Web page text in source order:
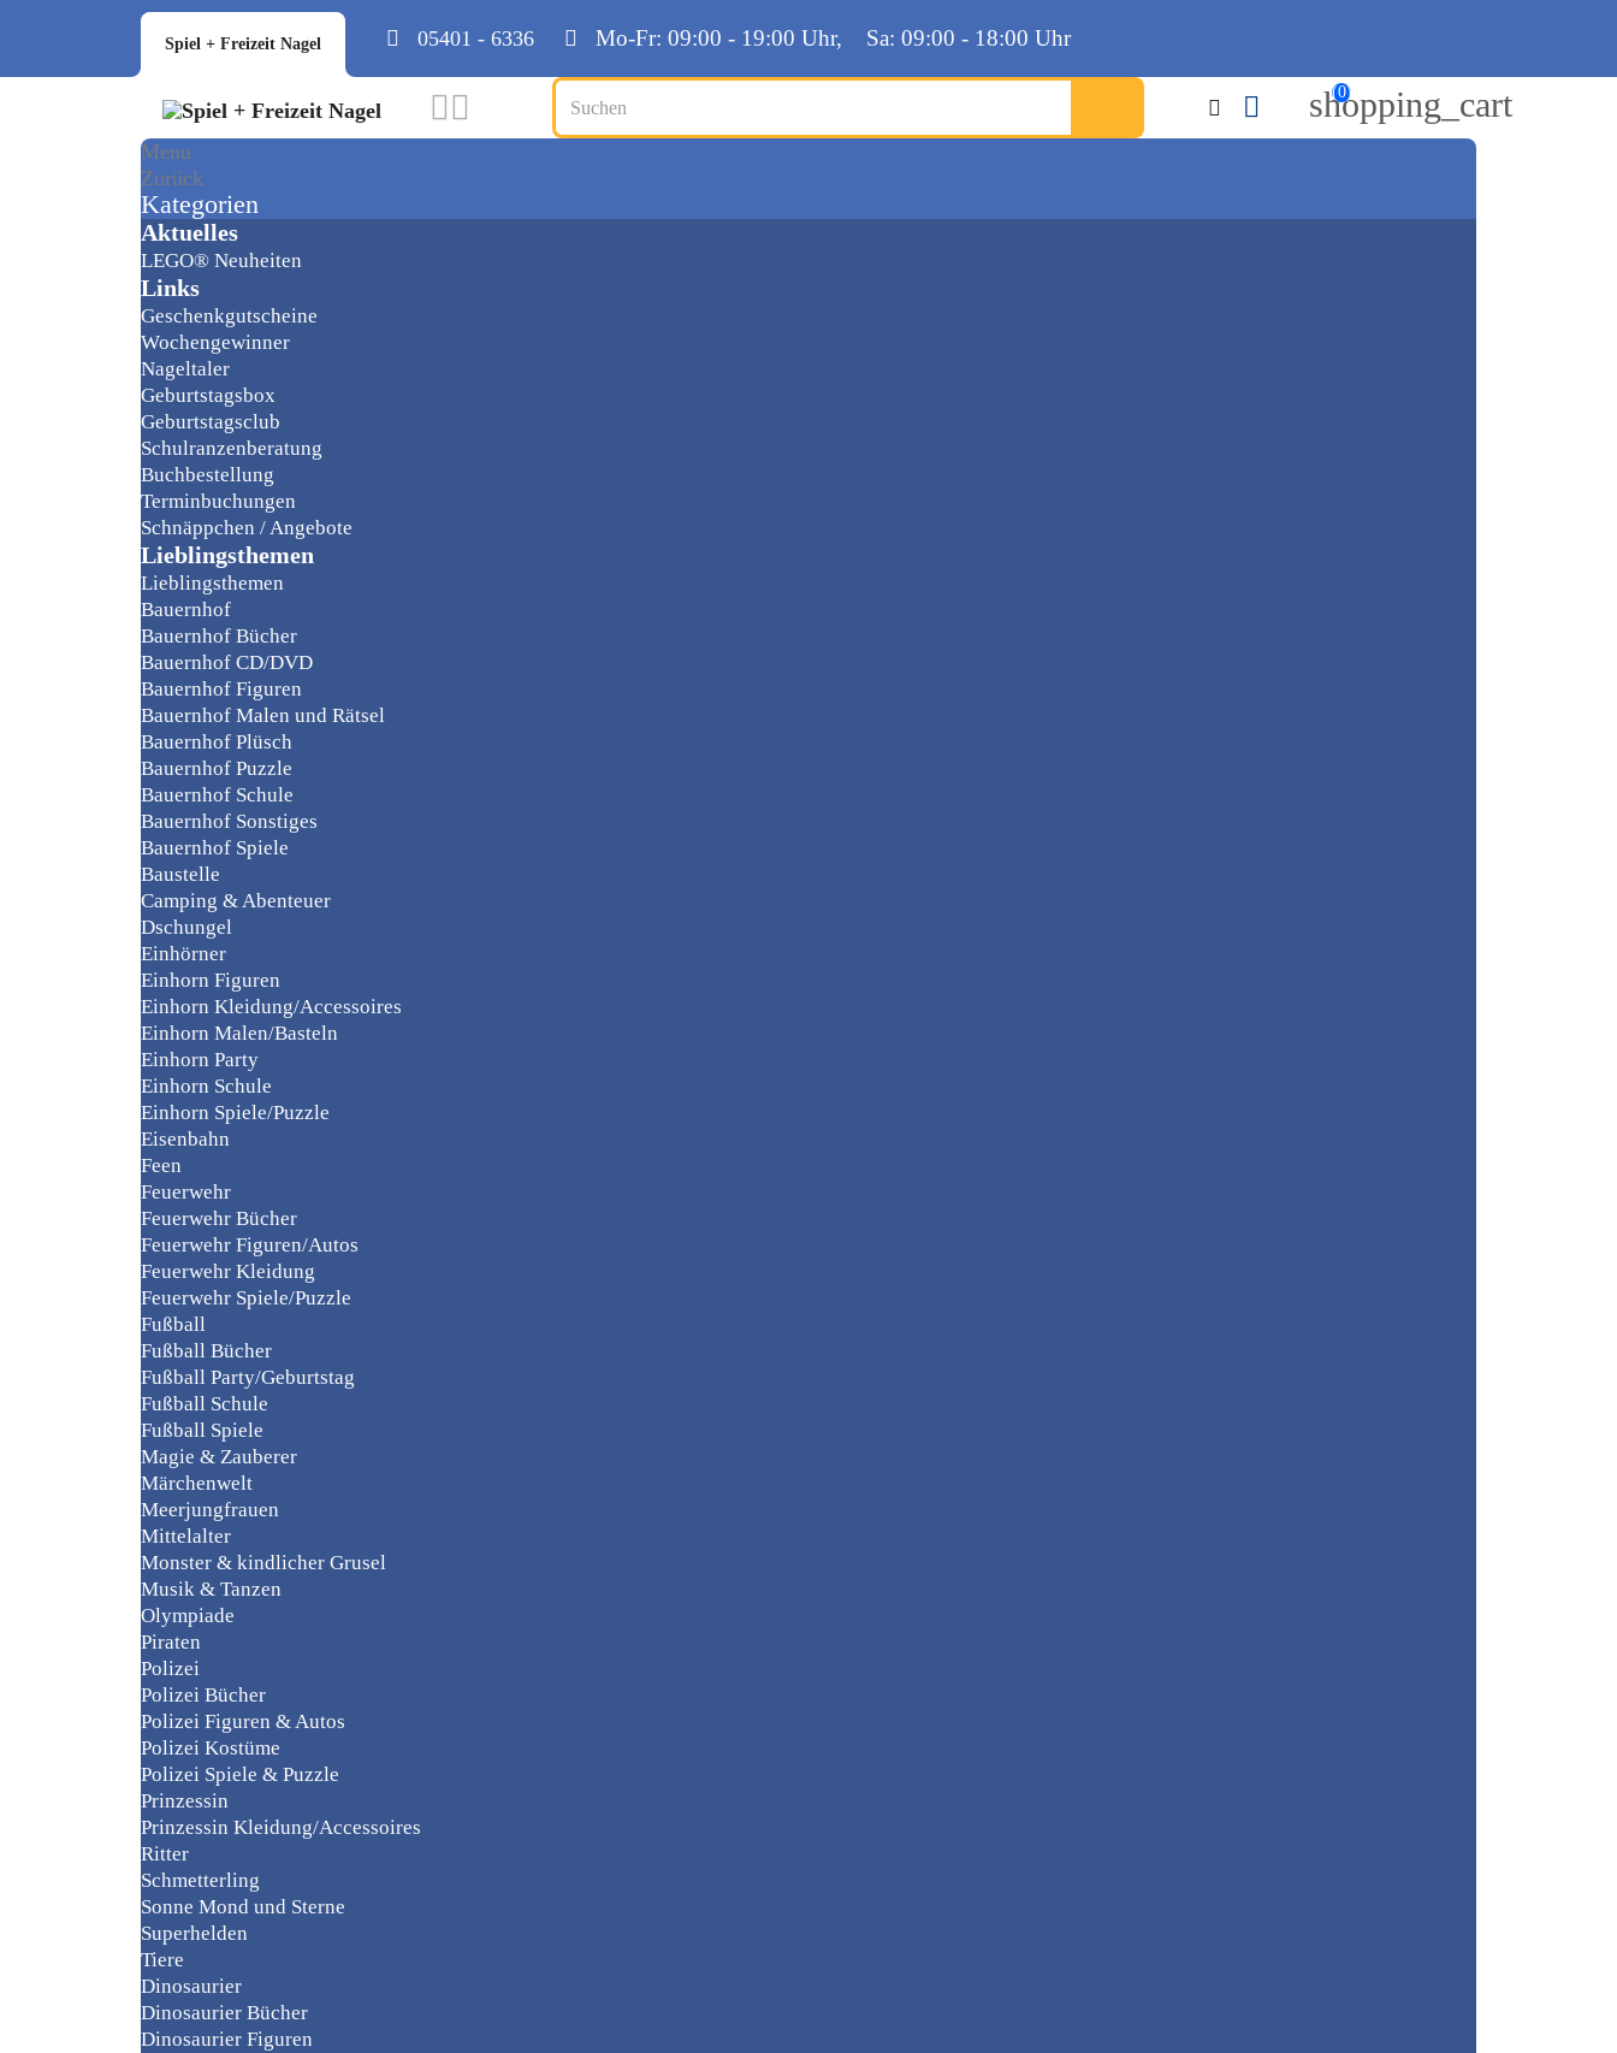
Spiel + Freizeit Nagel 05401 - 6336 Mo-Fr: 09:00 - 19:00 Uhr, Sa: 09:00 - 18:00 Uhr
shopping_cart
(0)
Menu
Zurück
Kategorien
Aktuelles
LEGO® Neuheiten
Links
Geschenkgutscheine
Wochengewinner
Nageltaler
Geburtstagsbox
Geburtstagsclub
Schulranzenberatung
Buchbestellung
Terminbuchungen
Schnäppchen / Angebote
Lieblingsthemen
Lieblingsthemen
Bauernhof
Bauernhof Bücher
Bauernhof CD/DVD
Bauernhof Figuren
Bauernhof Malen und Rätsel
Bauernhof Plüsch
Bauernhof Puzzle
Bauernhof Schule
Bauernhof Sonstiges
Bauernhof Spiele
Baustelle
Camping & Abenteuer
Dschungel
Einhörner
Einhorn Figuren
Einhorn Kleidung/Accessoires
Einhorn Malen/Basteln
Einhorn Party
Einhorn Schule
Einhorn Spiele/Puzzle
Eisenbahn
Feen
Feuerwehr
Feuerwehr Bücher
Feuerwehr Figuren/Autos
Feuerwehr Kleidung
Feuerwehr Spiele/Puzzle
Fußball
Fußball Bücher
Fußball Party/Geburtstag
Fußball Schule
Fußball Spiele
Magie & Zauberer
Märchenwelt
Meerjungfrauen
Mittelalter
Monster & kindlicher Grusel
Musik & Tanzen
Olympiade
Piraten
Polizei
Polizei Bücher
Polizei Figuren & Autos
Polizei Kostüme
Polizei Spiele & Puzzle
Prinzessin
Prinzessin Kleidung/Accessoires
Ritter
Schmetterling
Sonne Mond und Sterne
Superhelden
Tiere
Dinosaurier
Dinosaurier Bücher
Dinosaurier Figuren